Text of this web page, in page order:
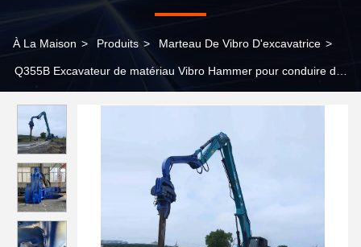
À La Maison > Produits > Marteau De Vibro D'excavatrice >
Q355B Excavateur de matériau Vibro Hammer pour conduire des